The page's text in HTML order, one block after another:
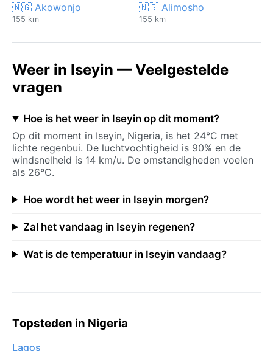
🇳🇬 Akowonjo
155 km
🇳🇬 Alimosho
155 km
Weer in Iseyin — Veelgestelde
vragen
Hoe is het weer in Iseyin op dit moment?
Op dit moment in Iseyin, Nigeria, is het 24°C met
lichte regenbui. De luchtvochtigheid is 90% en de
windsnelheid is 14 km/u. De omstandigheden voelen
als 26°C.
Hoe wordt het weer in Iseyin morgen?
Zal het vandaag in Iseyin regenen?
Wat is de temperatuur in Iseyin vandaag?
Topsteden in Nigeria
Lagos